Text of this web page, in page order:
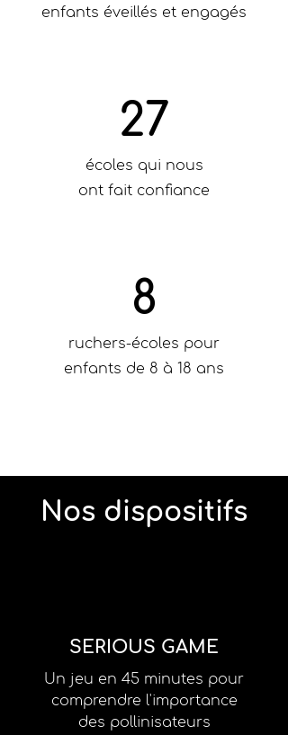
enfants éveillés et engagés
27
écoles qui nous
ont fait confiance
8
ruchers-écoles pour
enfants de 8 à 18 ans
Nos dispositifs
SERIOUS GAME
Un jeu en 45 minutes pour
comprendre l'importance
des pollinisateurs